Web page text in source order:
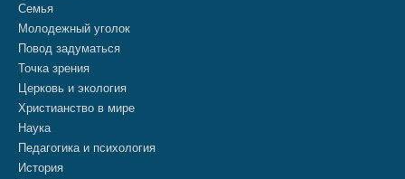
Семья
Молодежный уголок
Повод задуматься
Точка зрения
Церковь и экология
Христианство в мире
Наука
Педагогика и психология
История